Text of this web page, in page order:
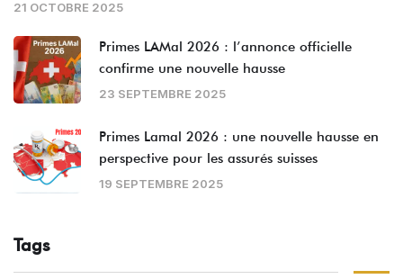
21 OCTOBRE 2025
Primes LAMal 2026 : l’annonce officielle
confirme une nouvelle hausse
23 SEPTEMBRE 2025
Primes Lamal 2026 : une nouvelle hausse en
perspective pour les assurés suisses
19 SEPTEMBRE 2025
Tags